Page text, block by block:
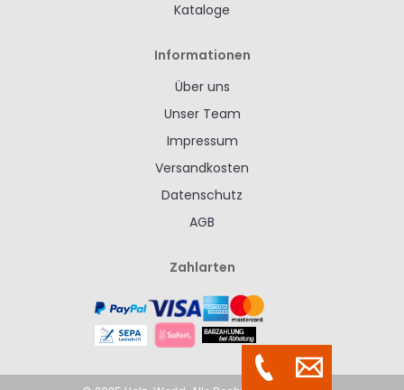
Kataloge
Informationen
Über uns
Unser Team
Impressum
Versandkosten
Datenschutz
AGB
Zahlarten